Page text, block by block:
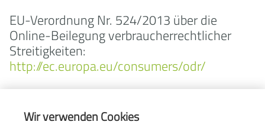
EU-Verordnung Nr. 524/2013 über die
Online-Beilegung verbraucherrechtlicher
Streitigkeiten:
http://ec.europa.eu/consumers/odr/
K + B lighting systems GmbH
Wir verwenden Cookies